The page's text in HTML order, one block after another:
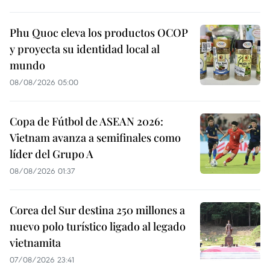
Phu Quoc eleva los productos OCOP
y proyecta su identidad local al
mundo
08/08/2026 05:00
Copa de Fútbol de ASEAN 2026:
Vietnam avanza a semifinales como
líder del Grupo A
08/08/2026 01:37
Corea del Sur destina 250 millones a
nuevo polo turístico ligado al legado
vietnamita
07/08/2026 23:41